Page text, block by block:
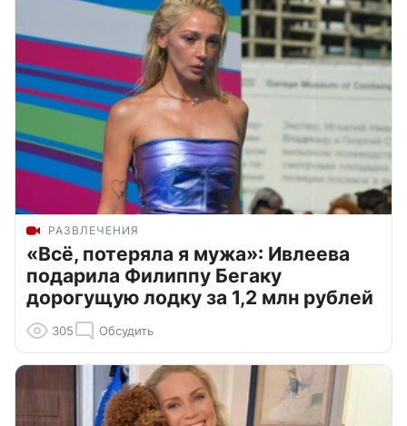
РАЗВЛЕЧЕНИЯ
«Всё, потеряла я мужа»: Ивлеева
подарила Филиппу Бегаку
дорогущую лодку за 1,2 млн рублей
305 Обсудить